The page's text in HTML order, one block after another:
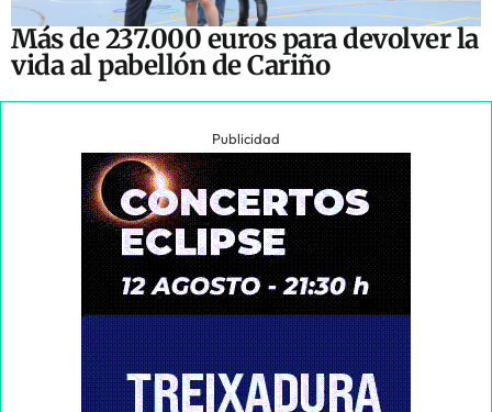
Más de 237.000 euros para devolver la
vida al pabellón de Cariño
Publicidad